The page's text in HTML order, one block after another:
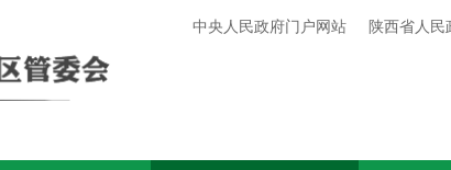
中央人民政府门户网站 陕西省人民